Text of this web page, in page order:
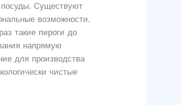
посуды. Существуют
возможности.
такие пироги до
напрямую
для производства
чистые